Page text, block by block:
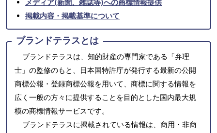
メディア(新聞、雑誌等)への商標情報提供
掲載内容・掲載基準について
ブランドテラスとは
ブランドテラスは、知的財産の専門家である「弁理
士」の監修のもと、日本国特許庁が発行する最新の公開
商標公報・登録商標公報を用いて、商標に関する情報を
広く一般の方々に提供することを目的とした国内最大規
模の商標情報サービスです。
ブランドテラスに掲載されている情報は、商用・非商